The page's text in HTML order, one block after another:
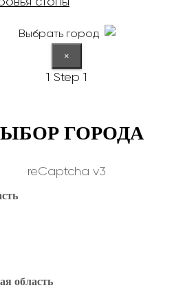
Выбрать город
×
1 Step 1
ГОРОДА
reCaptcha v3
область